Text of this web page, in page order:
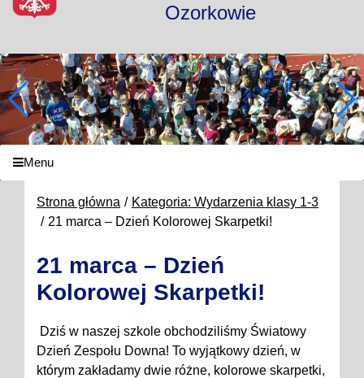
Ozorkowie
Menu
Strona główna
Kategoria: Wydarzenia klasy 1-3
21 marca – Dzień Kolorowej Skarpetki!
21 marca – Dzień
Kolorowej Skarpetki!
Dziś w naszej szkole obchodziliśmy Światowy
Dzień Zespołu Downa! To wyjątkowy dzień, w
którym zakładamy dwie różne, kolorowe skarpetki,